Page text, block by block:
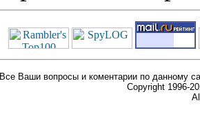
Все Ваши вопросы и коментарии по данному
Copyright 1996-